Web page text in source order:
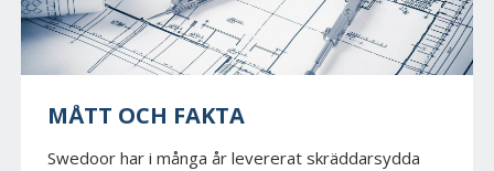
MÅTT OCH FAKTA
Swedoor har i många år levererat skräddarsydda